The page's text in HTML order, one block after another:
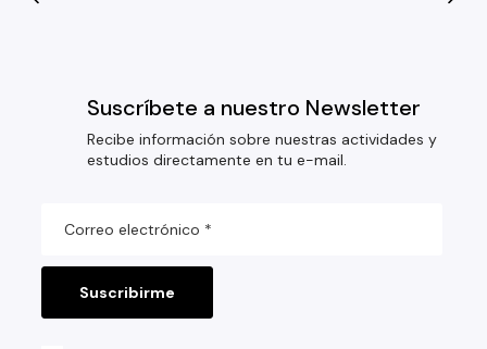
Suscríbete a nuestro Newsletter
Recibe información sobre nuestras actividades y
estudios directamente en tu e-mail.